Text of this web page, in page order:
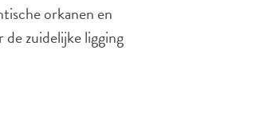
orkanen en
zuidelijke ligging